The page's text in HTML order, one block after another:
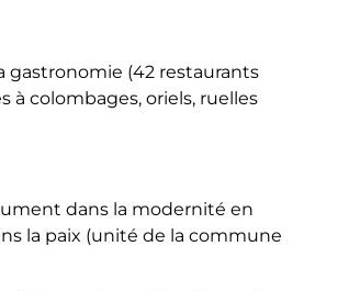
gastronomie (42 restaurants
à colombages, oriels, ruelles
dans la modernité en
la paix (unité de la commune